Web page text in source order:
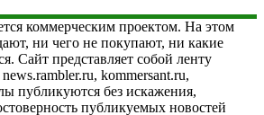
коммерческим проектом. На этом
ни чего не покупают, ни какие
Сайт представляет собой ленту
kommersant.ru,
публикуются без искажения,
публикуемых новостей